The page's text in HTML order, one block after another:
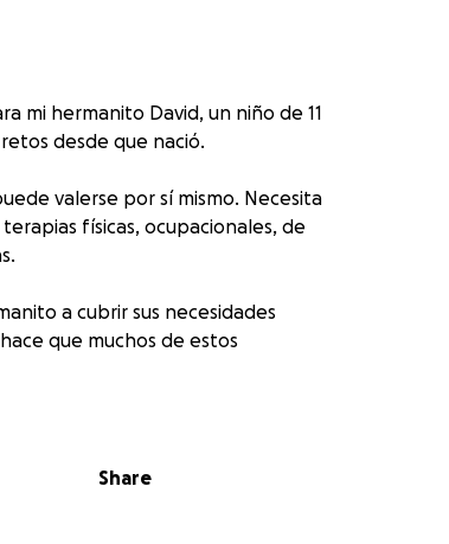
mi hermanito David, un niño de 11
desde que nació.
valerse por sí mismo. Necesita
físicas, ocupacionales, de
a cubrir sus necesidades
que muchos de estos
Share